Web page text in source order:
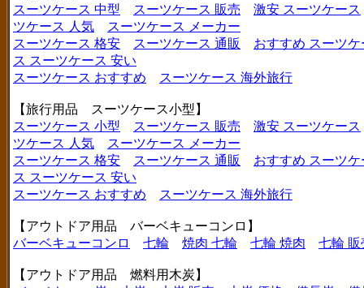
スーツケース 中型
スーツケース 販売
激安 スーツケース
ツケース 人気
スーツケース メーカー
スーツケース 格安
スーツケース 通販
おすすめ スーツケ
ス スーツケース 安い
スーツケース おすすめ
スーツケース 海外旅行
【旅行用品 スーツケース小型】
スーツケース 小型
スーツケース 販売
激安 スーツケース
ツケース 人気
スーツケース メーカー
スーツケース 格安
スーツケース 通販
おすすめ スーツケ
ス スーツケース 安い
スーツケース おすすめ
スーツケース 海外旅行
【アウトドア用品 バーベキューコンロ】
バーベキューコンロ
七輪 焼肉 七輪 七輪 焼肉 七輪 販
【アウトドア用品 燃料用木炭】